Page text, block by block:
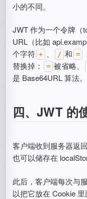
小的不同。
JWT 作为一个令牌（
URL（比如
个字符 + 、 / 和 =
替换掉：
= 被省略、
是 Base64URL 算法。
四、JWT 的
客户端收到服务器返
也可以储存在
此后，客户端每次与
以把它放在 Cookie